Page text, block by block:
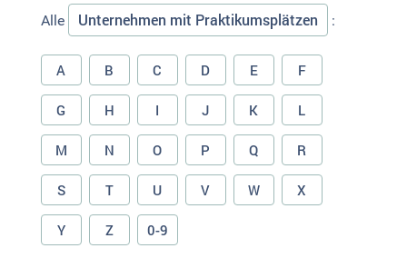
Alle Unternehmen mit Praktikumsplätzen :
A B C D E F
G H I J K L
M N O P Q R
S T U V W X
Y Z 0-9